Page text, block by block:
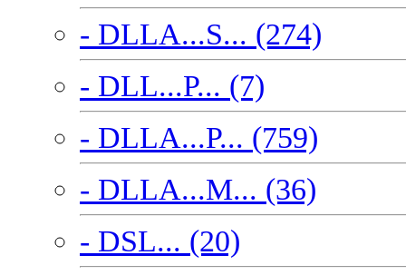
- DLLA...S... (274)
- DLL...P... (7)
- DLLA...P... (759)
- DLLA...M... (36)
- DSL... (20)